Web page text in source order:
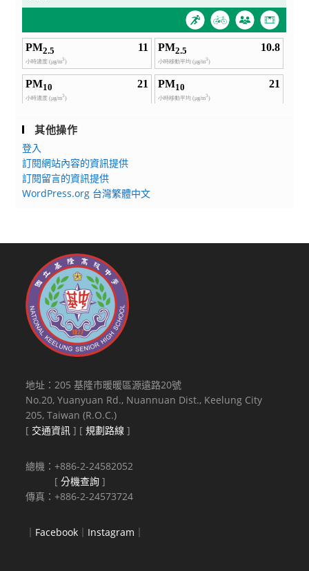
其他操作
登入
訂閱網站內容的資訊提供
訂閱留言的資訊提供
WordPress.org 台灣繁體中文
地址：205 基隆市暖暖區源遠路20號
No.20, Yuanyuan Rd., Nuannuan Dist., Keelung City
205, Taiwan (R.O.C.)
[ 交通資訊 ] [規劃路線 ]
總機：+886-2-24582052
[分機查詢 ]
傳真：+886-2-24573724
｜ Facebook ｜ Instagram ｜